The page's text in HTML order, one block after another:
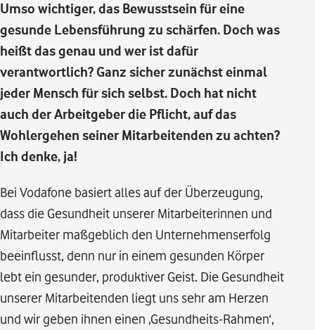
Umso wichtiger, das Bewusstsein für eine
gesunde Lebensführung zu schärfen. Doch was
heißt das genau und wer ist dafür
verantwortlich? Ganz sicher zunächst einmal
jeder Mensch für sich selbst. Doch hat nicht
auch der Arbeitgeber die Pflicht, auf das
Wohlergehen seiner Mitarbeitenden zu achten?
Ich denke, ja!
Bei Vodafone basiert alles auf der Überzeugung,
dass die Gesundheit unserer Mitarbeiterinnen und
Mitarbeiter maßgeblich den Unternehmenserfolg
beeinflusst, denn nur in einem gesunden Körper
lebt ein gesunder, produktiver Geist. Die Gesundheit
unserer Mitarbeitenden liegt uns sehr am Herzen
und wir geben ihnen einen ‚Gesundheits-Rahmen‘,